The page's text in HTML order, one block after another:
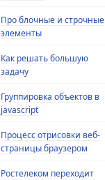
Про блочные и строчные
элементы
Как решать большую
задачу
Группировка объектов в
javascript
Процесс отрисовки веб-
страницы браузером
Ростелеком переходит